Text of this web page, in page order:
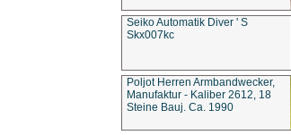
Seiko Automatik Diver ' S
Skx007kc
Poljot Herren Armbandwecker,
Manufaktur - Kaliber 2612, 18
Steine Bauj. Ca. 1990